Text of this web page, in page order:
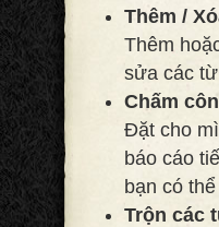
Thêm /
Thêm
sửa các
Chấm
Đặt cho
báo cáo
bạn có
Trộn các